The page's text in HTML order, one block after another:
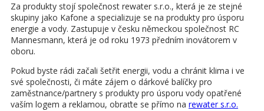
Za produkty stojí společnost rewater s.r.o., která je ze stejné
skupiny jako Kafone a specializuje se na produkty pro úsporu
energie a vody. Zastupuje v česku německou společnost RC
Mannesmann, která je od roku 1973 předním inovátorem v
oboru.
Pokud byste rádi začali šetřit energii, vodu a chránit klima i ve
své společnosti, či máte zájem o dárkové balíčky pro
zaměstnance/partnery s produkty pro úsporu vody opatřené
vaším logem a reklamou, obraťte se přímo na rewater s.r.o.